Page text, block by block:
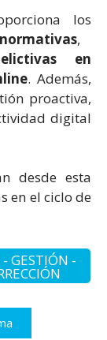
los
,
en
. Además,
proactiva,
digital
desde esta
en el ciclo de
GESTIÓN -